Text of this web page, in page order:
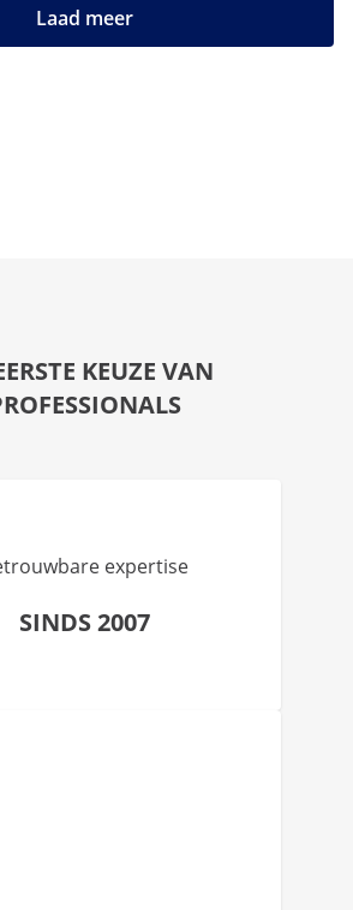
Laad meer
KEUZE VAN
expertise
SINDS 2007